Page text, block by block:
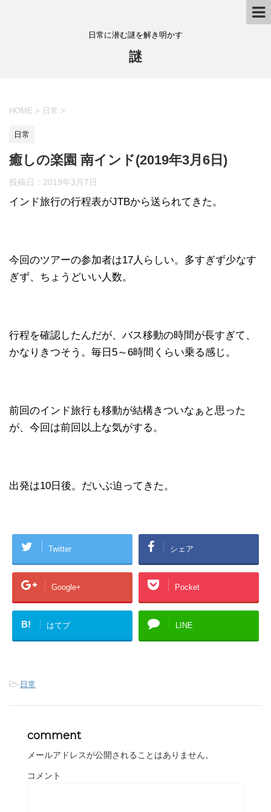
日常に潜む謎を解き明かす
謎
HOME > 日常 >
日常
癒しの楽園 南インド(2019年3月6日)
投稿日： 2019年3月7日
インド旅行の行程表がJTBから送られてきた。
今回のツアーの参加者は17人らしい。多すぎず少なす
ぎず、ちょうどいい人数。
行程を確認したんだが、バス移動の時間が長すぎて、
かなりきつそう。毎日5～6時間くらい乗る感じ。
前回のインド旅行も移動が結構きついなぁと思った
が、今回は前回以上な気がする。
出発は10日後。だいぶ迫ってきた。
Twitter シェア
Google+ Pocket
B! はてブ LINE
- 日常
comment
メールアドレスが公開されることはありません。
コメント